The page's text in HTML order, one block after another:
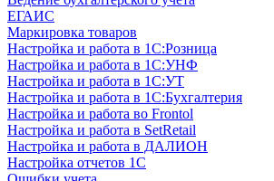
ЕГАИС
Маркировка товаров
Настройка и работа в 1С:Розница
Настройка и работа в 1С:УНФ
Настройка и работа в 1С:УТ
Настройка и работа в 1С:Бухгалтерия
Настройка и работа во Frontol
Настройка и работа в SetRetail
Настройка и работа в ДАЛИОН
Настройка отчетов 1С